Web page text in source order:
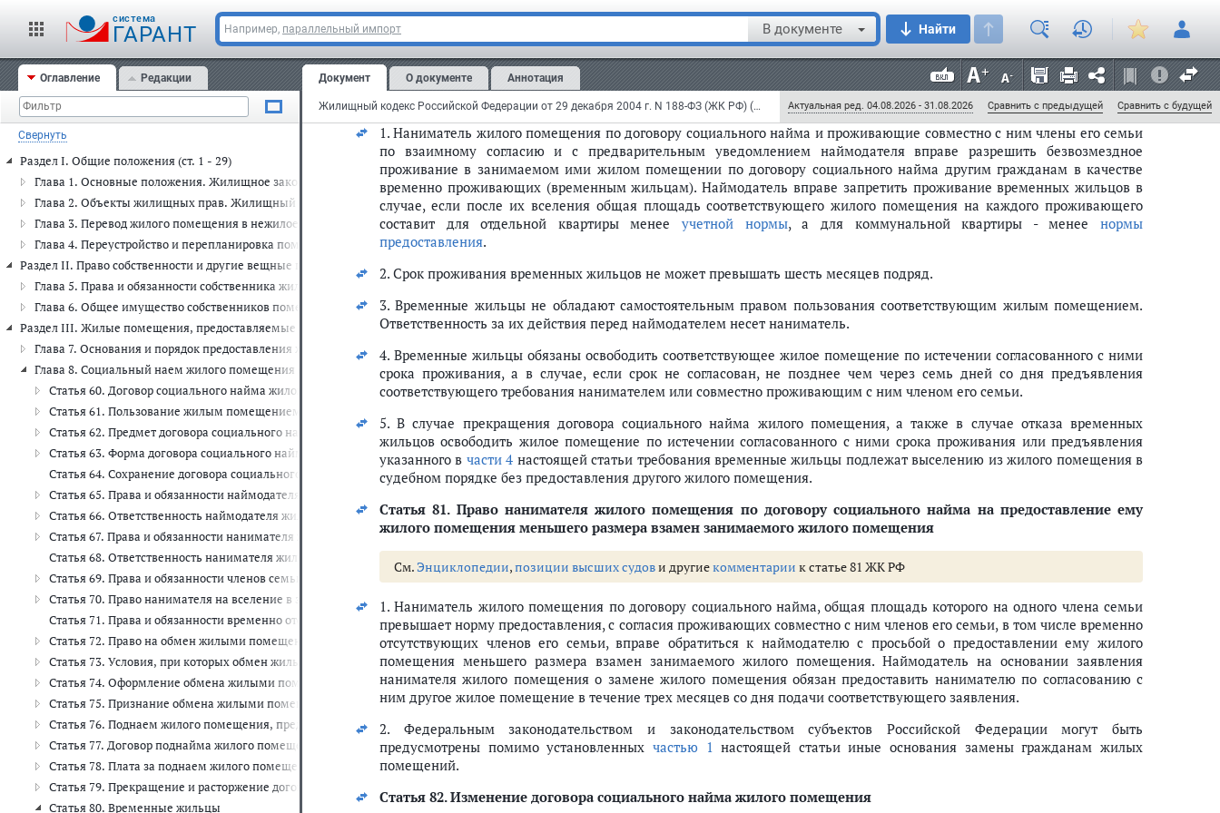
cистема
ГАРАНТ Например, параллельный импорт В документе Найти
Оглавление Редакции
Свернуть
Раздел I. Общие положения (ст. 1 - 29)
Глава 1. Основные положения. Жилищное законодательство (ст. 1 - 14)
Глава 2. Объекты жилищных прав. Жилищный фонд. Многоквартирный дом (ст. 15 - 21)
Глава 3. Перевод жилого помещения в нежилое помещение и нежилого помещения в жилое помещение (ст. 22 - 24)
Глава 4. Переустройство и перепланировка помещения в многоквартирном доме (ст. 25 - 29)
Раздел II. Право собственности и другие вещные права на жилые помещения (ст. 30 - 48)
Глава 5. Права и обязанности собственника жилого помещения и иных проживающих в принадлежащем ему помещении граждан (ст. 30 - 35)
Глава 6. Общее имущество собственников помещений в многоквартирном доме. Общее собрание таких собственников (ст. 36 - 48)
Раздел III. Жилые помещения, предоставляемые по договорам социального найма (ст. 49 - 91)
Глава 7. Основания и порядок предоставления жилого помещения по договору социального найма (ст. 49 - 59)
Глава 8. Социальный наем жилого помещения (ст. 60 - 91)
Статья 60. Договор социального найма жилого помещения
Статья 61. Пользование жилым помещением по договору социального найма
Статья 62. Предмет договора социального найма жилого помещения
Статья 63. Форма договора социального найма жилого помещения
Статья 64. Сохранение договора социального найма жилого помещения при переходе права собственности на жилое помещение, права хозяйственного ведения или права оперативного управления жилым
Статья 65. Права и обязанности наймодателя жилого помещения по договору социального найма
Статья 66. Ответственность наймодателя жилого помещения по договору социального найма
Статья 67. Права и обязанности нанимателя жилого помещения по договору социального найма
Статья 68. Ответственность нанимателя жилого помещения по договору социального найма
Статья 69. Права и обязанности членов семьи нанимателя жилого помещения по договору социального найма
Статья 70. Право нанимателя на вселение в занимаемое им жилое помещение по договору социального найма других граждан в качестве членов своей семьи
Статья 71. Права и обязанности временно отсутствующих нанимателя жилого помещения по договору социального найма и членов его семьи
Статья 72. Право на обмен жилыми помещениями, предоставленными по договорам социального найма
Статья 73. Условия, при которых обмен жилыми помещениями между нанимателями данных помещений по договорам социального найма не допускается
Статья 74. Оформление обмена жилыми помещениями между нанимателями данных помещений по договорам социального найма
Статья 75. Признание обмена жилыми помещениями, предоставленными по договорам социального найма, недействительным
Статья 76. Поднаем жилого помещения, предоставленного по договору социального найма
Статья 77. Договор поднайма жилого помещения, предоставленного по договору социального найма
Статья 78. Плата за поднаем жилого помещения, предоставленного по договору социального найма
Статья 79. Прекращение и расторжение договора поднайма жилого помещения, предоставленного по договору социального найма
Статья 80. Временные жильцы
Документ О документе Аннотация
Жилищный кодекс Российской Федерации от 29 декабря 2004 г. N 188-ФЗ (ЖК РФ) (с изменениями и дополнениями) Актуальная ред. 04.08.2026 - 31.08.2026 Сравнить с предыдущей Сравнить с будущей
прекращении договора поднайма за три месяца.
Статья 80.Временные жильцы
См.Энциклопедии,позиции высших судови другиекомментариик статье 80 ЖК РФ
1. Наниматель жилого помещения по договору социального найма и проживающие совместно с ним члены его семьи
по взаимному согласию и с предварительным уведомлением наймодателя вправе разрешить безвозмездное
проживание в занимаемом ими жилом помещении по договору социального найма другим гражданам в качестве
временно проживающих (временным жильцам). Наймодатель вправе запретить проживание временных жильцов в
случае, если после их вселения общая площадь соответствующего жилого помещения на каждого проживающего
составит для отдельной квартиры менееучетной нормы, а для коммунальной квартиры - менеенормы
предоставления.
2. Срок проживания временных жильцов не может превышать шесть месяцев подряд.
3. Временные жильцы не обладают самостоятельным правом пользования соответствующим жилым помещением.
Ответственность за их действия перед наймодателем несет наниматель.
4. Временные жильцы обязаны освободить соответствующее жилое помещение по истечении согласованного с ними
срока проживания, а в случае, если срок не согласован, не позднее чем через семь дней со дня предъявления
соответствующего требования нанимателем или совместно проживающим с ним членом его семьи.
5. В случае прекращения договора социального найма жилого помещения, а также в случае отказа временных
жильцов освободить жилое помещение по истечении согласованного с ними срока проживания или предъявления
указанного в части 4 настоящей статьи требования временные жильцы подлежат выселению из жилого помещения в
судебном порядке без предоставления другого жилого помещения.
Статья 81.Право нанимателя жилого помещения по договору социального найма на предоставление ему
жилого помещения меньшего размера взамен занимаемого жилого помещения
См.Энциклопедии,позиции высших судови другиекомментарии к статье 81 ЖК РФ
1. Наниматель жилого помещения по договору социального найма, общая площадь которого на одного члена семьи
превышает норму предоставления, с согласия проживающих совместно с ним членов его семьи, в том числе временно
отсутствующих членов его семьи, вправе обратиться к наймодателю с просьбой о предоставлении ему жилого
помещения меньшего размера взамен занимаемого жилого помещения. Наймодатель на основании заявления
нанимателя жилого помещения о замене жилого помещения обязан предоставить нанимателю по согласованию с
ним другое жилое помещение в течение трех месяцев со дня подачи соответствующего заявления.
2. Федеральным законодательством и законодательством субъектов Российской Федерации могут быть
предусмотрены помимо установленных частью 1 настоящей статьи иные основания замены гражданам жилых
помещений.
Статья 82.Изменение договора социального найма жилого помещения